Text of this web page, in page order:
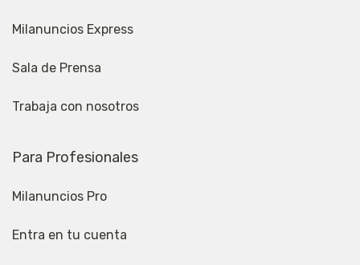
Milanuncios Express
Sala de Prensa
Trabaja con nosotros
Para Profesionales
Milanuncios Pro
Entra en tu cuenta